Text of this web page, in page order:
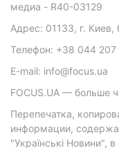
медиа - R40-03129
Адрес: 01133, г. Киев,
Телефон: +38 044 207
E-mail: info@focus.ua
FOCUS.UA — больше
Перепечатка,
информации,
"Українські Новини",